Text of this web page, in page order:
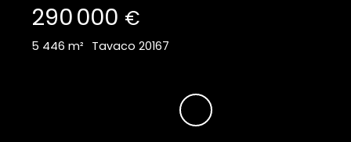
290 000 €
5 446 m² Tavaco 20167